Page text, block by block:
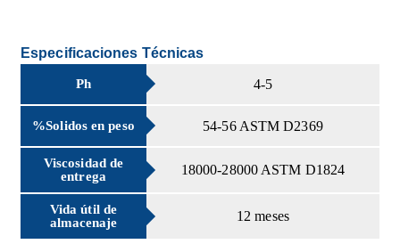
Especificaciones Técnicas
Ph 4-5
%Solidos en peso 54-56 ASTM D2369
Viscosidad de
entrega
18000-28000 ASTM D1824
Vida útil de
almacenaje
12 meses